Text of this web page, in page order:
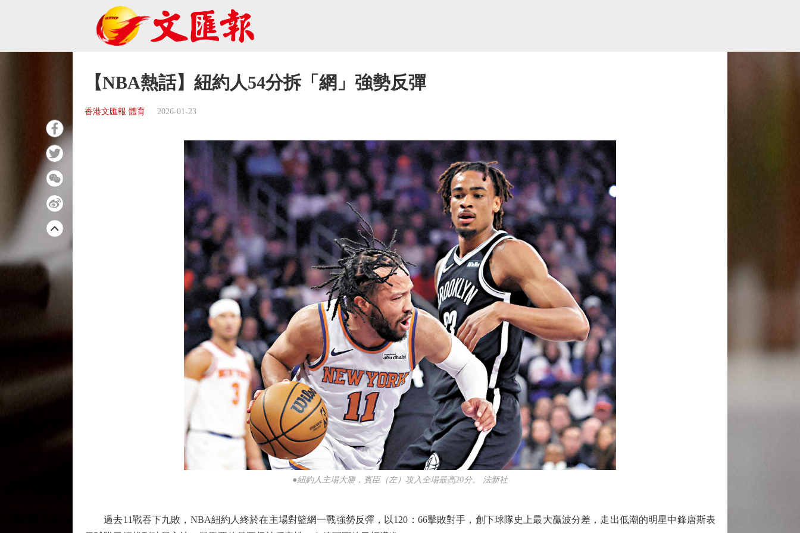
【NBA熱話】紐約人54分拆「網」強勢反彈
香港文匯報 體育 2026-01-23
●紐約人主場大勝，賓臣（左）攻入全場最高20分。 法新社
過去11戰吞下九敗，NBA紐約人終於在主場對籃網一戰強勢反彈，以120：66擊敗對手，創下球隊史上最大贏波分差，走出低潮的明星中鋒唐斯表